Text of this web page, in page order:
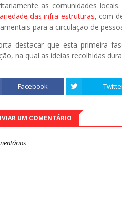
as comunidades
das infra-estruturas, com
para a circulação de
destacar que esta primeira
na qual as ideias recolhidas
Facebook
UM COMENTÁRIO